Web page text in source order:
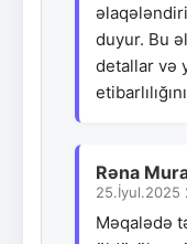
duyur. Bu
detallar və
Rəna
25.İyul.2025
Məqalədə